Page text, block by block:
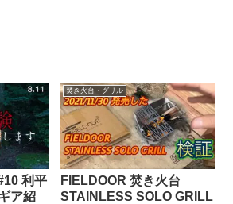
利平
ア紹
焚き火台・グリル
FIELDOOR 焚き火台
STAINLESS SOLO GRILL